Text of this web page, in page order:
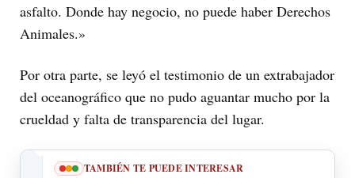
asfalto. Donde hay negocio, no puede haber Derechos
Animales.»
Por otra parte, se leyó el testimonio de un extrabajador
del oceanográfico que no pudo aguantar mucho por la
crueldad y falta de transparencia del lugar.
TAMBIÉN TE PUEDE INTERESAR